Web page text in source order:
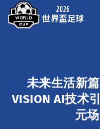
未来生活新
VISION AI技术
元